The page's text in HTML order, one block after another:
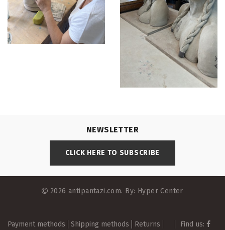
NEWSLETTER
CLICK HERE TO SUBSCRIBE
2026 antipantazi.com. By: Hyper Center
Payment methods Shipping methods Returns Find us: